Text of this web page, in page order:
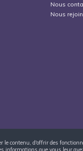
Nous
Nous
contenu, d'offrir des
informations que vous leur